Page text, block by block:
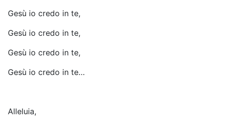
Gesù io credo in te,
Gesù io credo in te,
Gesù io credo in te,
Gesù io credo in te…
Alleluia,